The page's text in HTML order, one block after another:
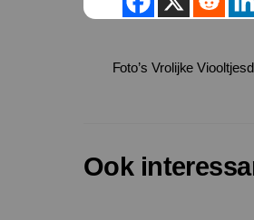
Foto’s Vrolijke
Ook